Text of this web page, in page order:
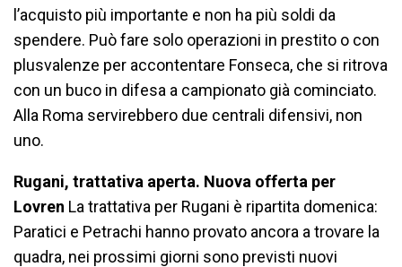
l’acquisto più importante e non ha più soldi da
spendere. Può fare solo operazioni in prestito o con
plusvalenze per accontentare Fonseca, che si ritrova
con un buco in difesa a campionato già cominciato.
Alla Roma servirebbero due centrali difensivi, non
uno.
Rugani, trattativa aperta. Nuova offerta per
Lovren La trattativa per Rugani è ripartita domenica:
Paratici e Petrachi hanno provato ancora a trovare la
quadra, nei prossimi giorni sono previsti nuovi